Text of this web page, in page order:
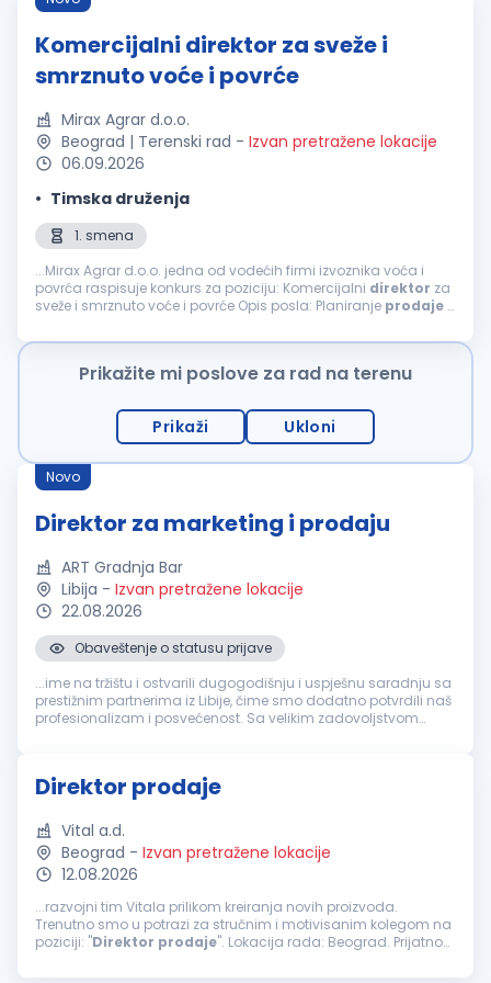
Komercijalni direktor za sveže i
smrznuto voće i povrće
Mirax Agrar d.o.o.
Beograd | Terenski rad - Izvan pretražene lokacije
06.09.2026
Timska druženja
1. smena
...Mirax Agrar d.o.o. jedna od vodećih firmi izvoznika voća i
povrća raspisuje konkurs za poziciju: Komercijalni direktor za
sveže i smrznuto voće i povrće Opis posla: Planiranje prodaje i
Prikažite mi poslove za rad na terenu
Prikaži Ukloni
Novo
Direktor za marketing i prodaju
ART Gradnja Bar
Libija - Izvan pretražene lokacije
22.08.2026
Obaveštenje o statusu prijave
...ime na tržištu i ostvarili dugogodišnju i uspješnu saradnju sa
prestižnim partnerima iz Libije, čime smo dodatno potvrdili naš
profesionalizam i posvećenost. Sa velikim zadovoljstvom
Direktor prodaje
Vital a.d.
Beograd - Izvan pretražene lokacije
12.08.2026
...razvojni tim Vitala prilikom kreiranja novih proizvoda.
Trenutno smo u potrazi za stručnim i motivisanim kolegom na
poziciji: "Direktor prodaje". Lokacija rada: Beograd. Prijatno
kompanijske pripadnosti...